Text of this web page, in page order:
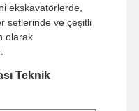
ekskavatörlerde,
setlerinde ve çeşitli
olarak
Teknik